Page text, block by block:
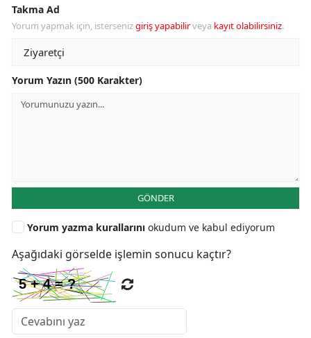
Takma Ad
Yorum yapmak için, istersenizgiriş yapabilirveya kayıt olabilirsiniz.
Yorum Yazın (500 Karakter)
GÖNDER
Yorum yazma kurallarını okudum ve kabul ediyorum
Aşağıdaki görselde işlemin sonucu kaçtır?